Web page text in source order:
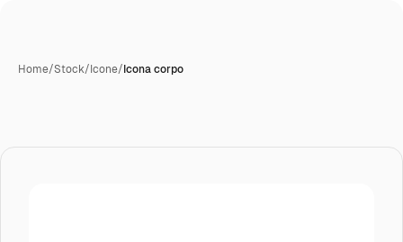
Home/Stock/Icone/Icona corpo